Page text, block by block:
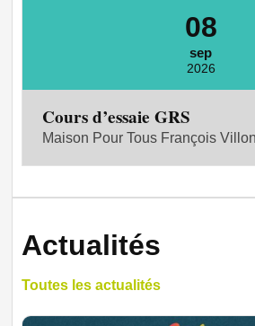
08
sep
2026
Cours d’essaie GRS
Maison Pour Tous François Villon
Actualités
Toutes les actualités